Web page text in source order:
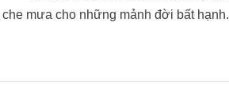
mưa cho những mảnh đời bất hạnh.